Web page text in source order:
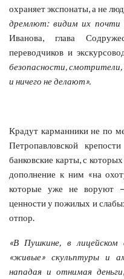
охраняет экспонаты, а не
дремлют: видим их почти
Иванова, глава
переводчиков и
безопасности,
и ничего не делают».
Крадут карманники не по
Петропавловской
банковские карты, с
дополнение к ним «на
которые уже не воруют
ценности у пожилых и
отпор.
«В Пушкине, в
«живые» скульптуры и
нападая и отнимая деньги